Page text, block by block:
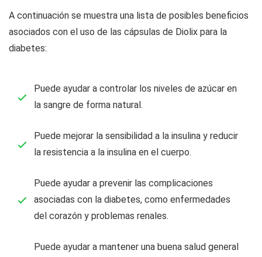
A continuación se muestra una lista de posibles beneficios
asociados con el uso de las cápsulas de Diolix para la
diabetes:
Puede ayudar a controlar los niveles de azúcar en
la sangre de forma natural.
Puede mejorar la sensibilidad a la insulina y reducir
la resistencia a la insulina en el cuerpo.
Puede ayudar a prevenir las complicaciones
asociadas con la diabetes, como enfermedades
del corazón y problemas renales.
Puede ayudar a mantener una buena salud general